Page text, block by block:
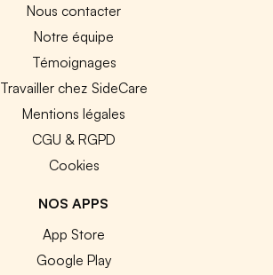
Nous contacter
Notre équipe
Témoignages
Travailler chez SideCare
Mentions légales
CGU & RGPD
Cookies
NOS APPS
App Store
Google Play